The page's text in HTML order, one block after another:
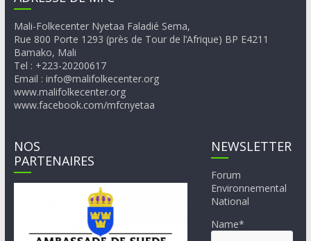
Mali-Folkecenter Nyetaa Faladié Sema,
Rue 800 Porte 1293 (près de Tour de l’Afrique) BP E4211
Bamako, Mali
Tel : +223-20200617
Email : info@malifolkecenter.org
www.malifolkecenter.org
www.facebook.com/mfcnyetaa
NOS
PARTENAIRES
NEWSLETTER
Forum
Environnemental
National
Name*